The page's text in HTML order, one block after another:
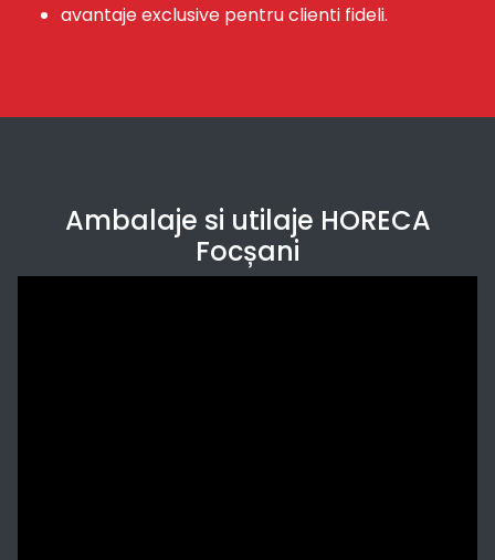
avantaje exclusive pentru clienti fideli.
Ambalaje si utilaje HORECA
Focșani